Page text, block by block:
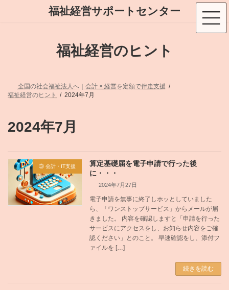
福祉経営サポートセンター
福祉経営のヒント
全国の社会福祉法人へ｜会計 × 経営を定額で伴走支援
福祉経営のヒント
2024年7月
2024年7月
③ 会計・IT支援
算定基礎届を電子申請で行った後
に・・・
2024年7月27日
電子申請を無事に終了しホッとしていました
ら、「ワンストップサービス」からメールが届
きました。 内容を確認しますと「申請を行った
サービスにアクセスをし、お知らせ内容をご確
認ください」とのこと。 早速確認をし、添付フ
ァイルを […]
続きを読む